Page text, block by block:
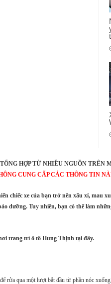
HỢP TỪ NHIỀU NGUỒN TRÊN
CUNG CẤP CÁC THÔNG TIN
chiếc xe của bạn trở nên xấu xí, mau
dưỡng. Tuy nhiên, bạn có thể làm
trang trí ô tô Hưng Thịnh tại đây.
rửa qua một lượt bắt đầu từ phần nóc